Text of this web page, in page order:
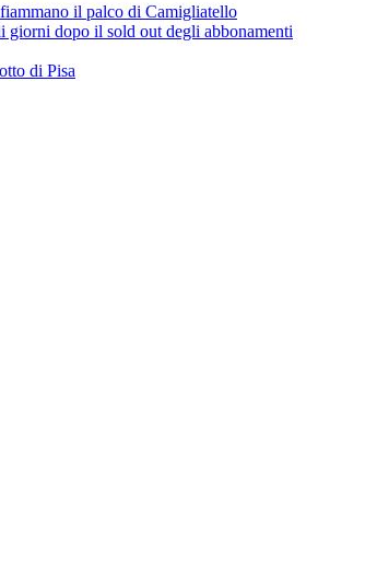
il palco di Camigliatello
dopo il sold out degli abbonamenti
di Pisa